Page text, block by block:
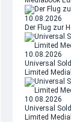
10.08.2026
Der Flug zur
10.08.2026
Universal
Limited
10.08.2026
Universal
Limited